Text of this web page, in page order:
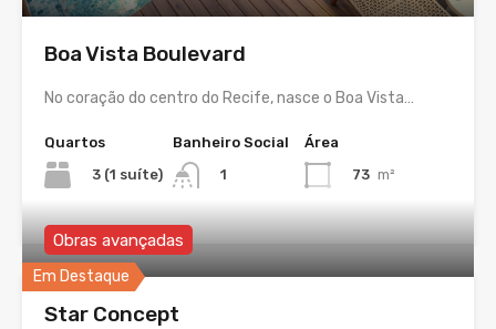
Boa Vista Boulevard
No coração do centro do Recife, nasce o Boa Vista…
Quartos
3 (1 suíte)
Banheiro Social
1
Área
73 m²
Em Destaque
Obras avançadas
Star Concept